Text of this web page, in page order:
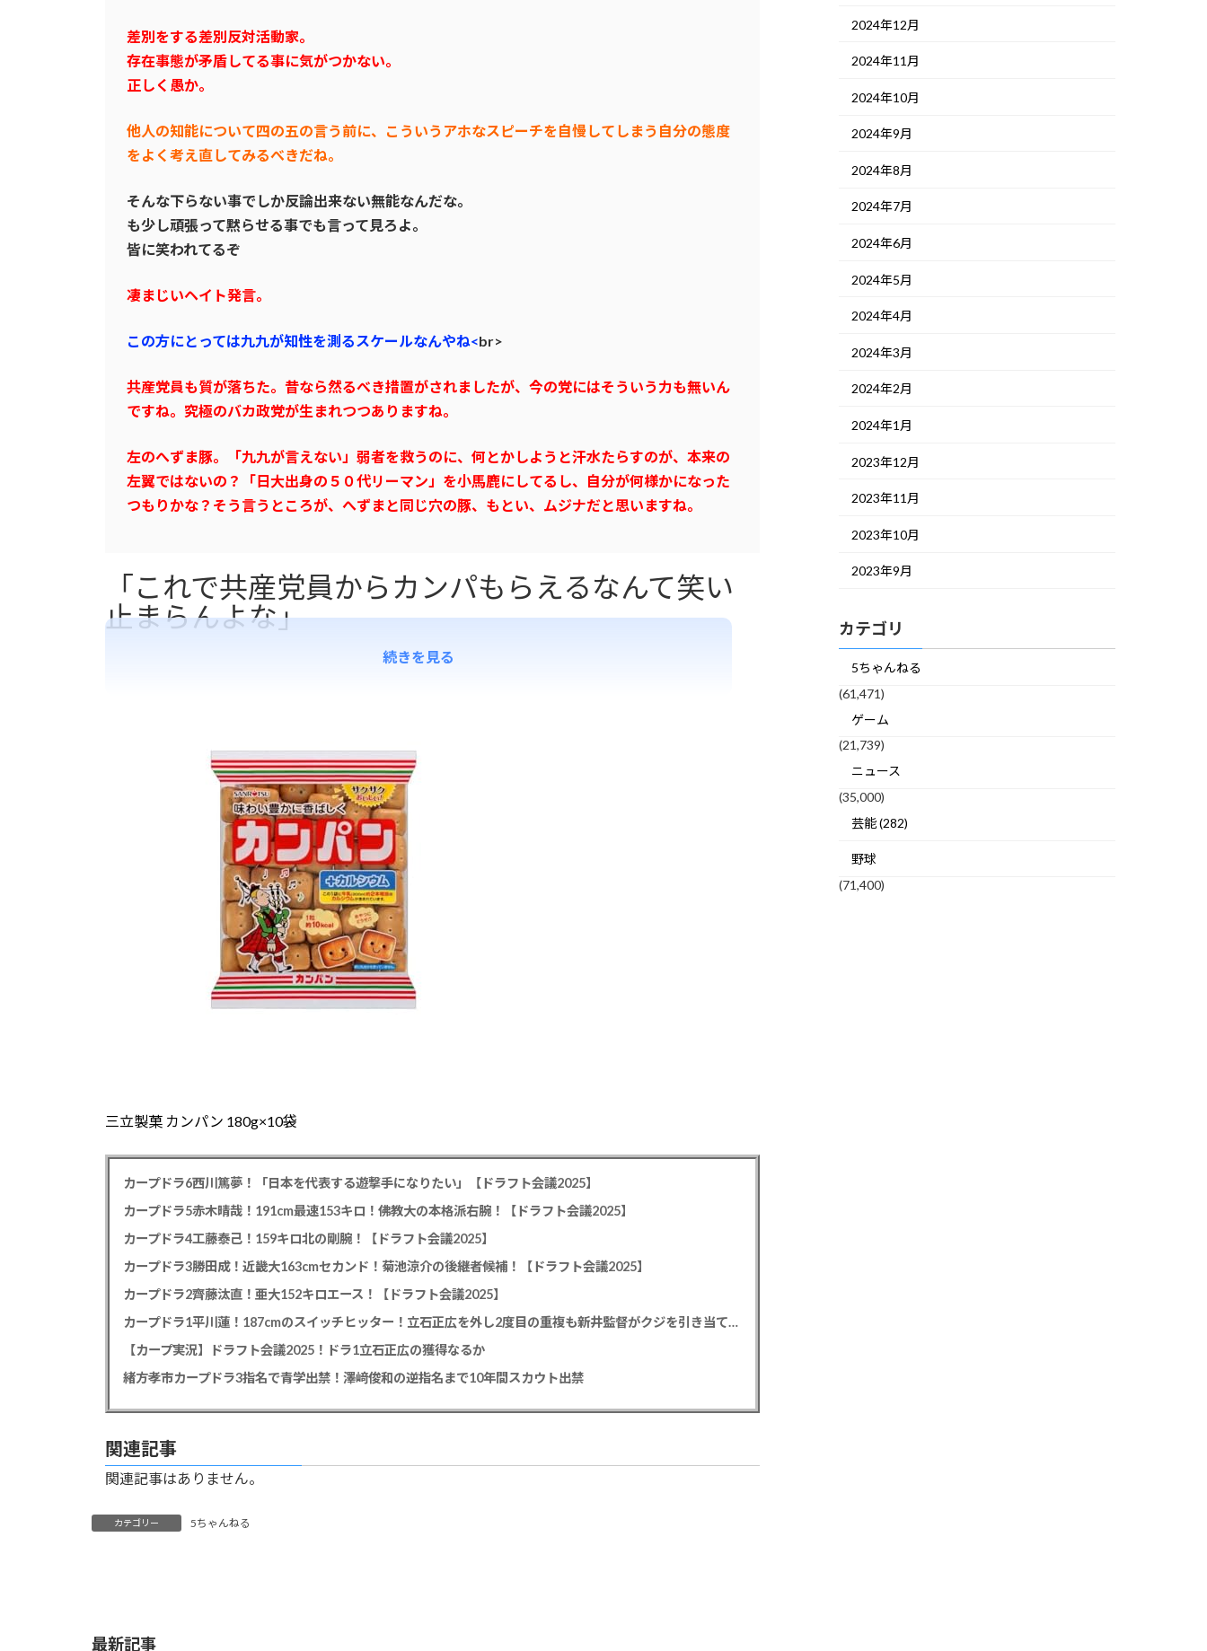
差別をする差別反対活動家。
存在事態が矛盾してる事に気がつかない。
正しく愚か。
他人の知能について四の五の言う前に、こういうアホなスピーチを自慢してしまう自分の態度
をよく考え直してみるべきだね。
そんな下らない事でしか反論出来ない無能なんだな。
も少し頑張って黙らせる事でも言って見ろよ。
皆に笑われてるぞ
凄まじいヘイト発言。
この方にとっては九九が知性を測るスケールなんやね<br>
共産党員も質が落ちた。昔なら然るべき措置がされましたが、今の党にはそういう力も無いん
ですね。究極のバカ政党が生まれつつありますね。
左のへずま豚。「九九が言えない」弱者を救うのに、何とかしようと汗水たらすのが、本来の
左翼ではないの？「日大出身の５０代リーマン」を小馬鹿にしてるし、自分が何様かになった
つもりかな？そう言うところが、へずまと同じ穴の豚、もとい、ムジナだと思いますね。
「これで共産党員からカンパもらえるなんて笑い
止まらんよな」
三立製菓 カンパン 180g×10袋
続きを見る
カープドラ6西川篤夢！「日本を代表する遊撃手になりたい」【ドラフト会議2025】
カープドラ5赤木晴哉！191cm最速153キロ！佛教大の本格派右腕！【ドラフト会議2025】
カープドラ4工藤泰己！159キロ北の剛腕！【ドラフト会議2025】
カープドラ3勝田成！近畿大163cmセカンド！菊池涼介の後継者候補！【ドラフト会議2025】
カープドラ2齊藤汰直！亜大152キロエース！【ドラフト会議2025】
カープドラ1平川蓮！187cmのスイッチヒッター！立石正広を外し2度目の重複も新井監督がクジを引き当てる！【ドラフト会議2025】
【カープ実況】ドラフト会議2025！ドラ1立石正広の獲得なるか
緒方孝市カープドラ3指名で青学出禁！澤﨑俊和の逆指名まで10年間スカウト出禁
関連記事
関連記事はありません。
カテゴリー 5ちゃんねる
2024年12月
2024年11月
2024年10月
2024年9月
2024年8月
2024年7月
2024年6月
2024年5月
2024年4月
2024年3月
2024年2月
2024年1月
2023年12月
2023年11月
2023年10月
2023年9月
カテゴリ
5ちゃんねる
(61,471)
ゲーム
(21,739)
ニュース
(35,000)
芸能 (282)
野球
(71,400)
最新記事